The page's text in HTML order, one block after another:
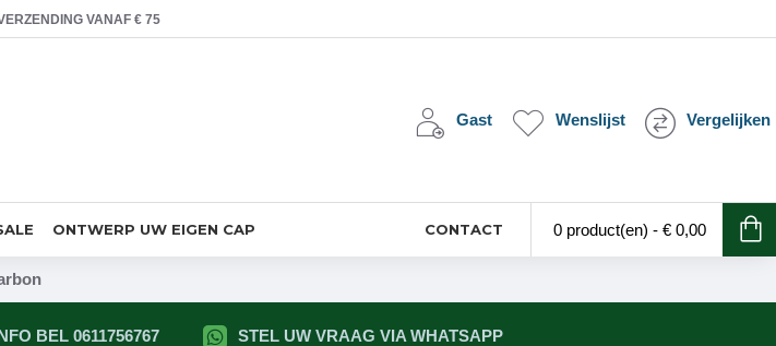
VANAF € 75
Gast Wenslijst Vergelijken
ONTWERP UW EIGEN CAP CONTACT 0 product(en) - € 0,00
BEL 0611756767 STEL UW VRAAG VIA WHATSAPP